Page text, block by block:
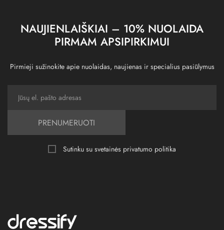
NAUJIENLAIŠKIAI – 10% NUOLAIDA
PIRMAM APSIPIRKIMUI
Pirmieji sužinokite apie nuolaidas, naujienas ir specialius pasiūlymus
PRENUMERUOTI
Sutinku su svetainės privatumo politika